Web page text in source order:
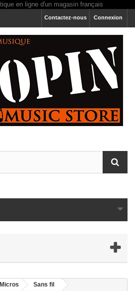
Connexion
Contactez-nous
Micros
Sans fil